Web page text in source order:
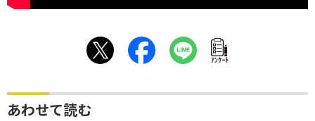
ｱﾝｹｰﾄ
あわせて読む